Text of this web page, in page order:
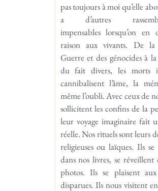
pas toujours à moi qu’elle
a d’autres
impensables lorsqu’on en
raison aux vivants. De la
Guerre et des génocides à
du fait divers, les morts
cannibalisent l’âme, la
même l’oubli. Avec ceux de
sollicitent les confins de la
leur voyage imaginaire fait
réelle. Nos rituels sont leurs
religieuses ou laïques. Ils se
dans nos livres, se réveillent
photos. Ils se plaisent aux
disparues. Ils nous visitent